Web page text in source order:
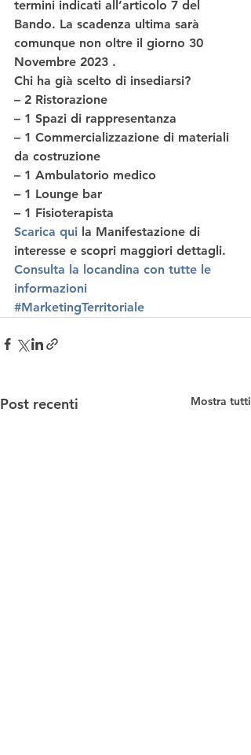
termini indicati all’articolo 7 del
Bando. La scadenza ultima sarà
comunque non oltre il giorno 30
Novembre 2023 .
Chi ha già scelto di insediarsi?
– 2 Ristorazione​
– 1 Spazi di rappresentanza​
– 1 Commercializzazione di materiali
da costruzione​
– 1 Ambulatorio medico​
– 1 Lounge bar​
– 1 Fisioterapista​
Scarica qui la Manifestazione di
interesse e scopri maggiori dettagli.
Consulta la locandina con tutte le
informazioni
#MarketingTerritoriale
Post recenti Mostra tutti